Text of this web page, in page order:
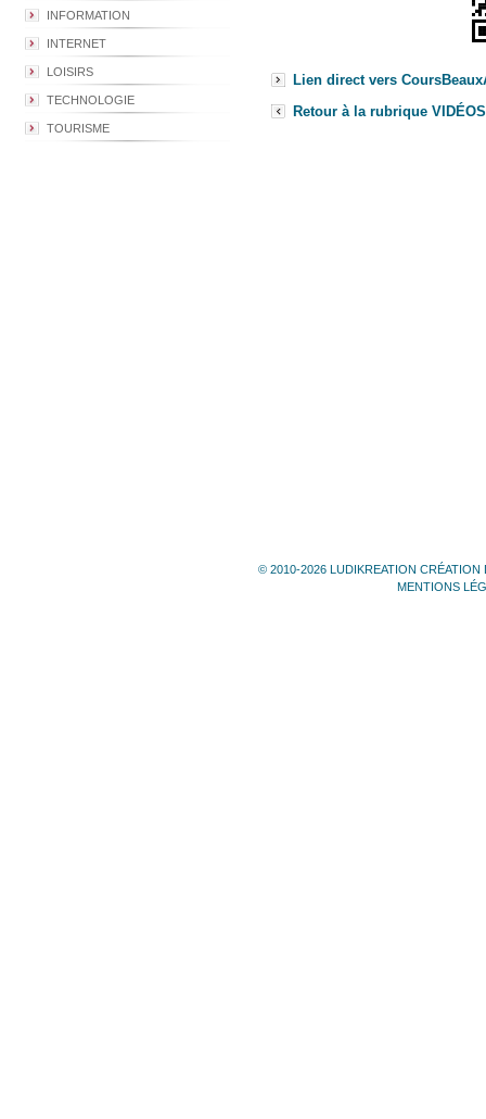
INFORMATION
INTERNET
LOISIRS
TECHNOLOGIE
TOURISME
Lien direct vers
Retour à la rubrique VIDÉOS
© 2010-2026 LUDIKREATION CRÉATION
MENTIONS